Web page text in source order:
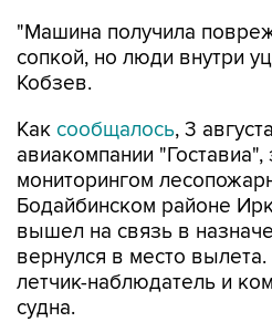
"Машина получила
сопкой, но люди внутри
Кобзев.
Как сообщалось, 3
авиакомпании
мониторингом
Бодайбинском районе
вышел на связь в
вернулся в место
летчик-наблюдатель и
судна.